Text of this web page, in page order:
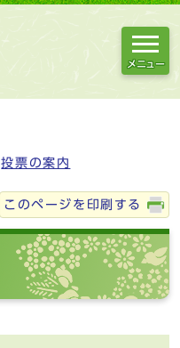
メニュー
投票の案内
このページを印刷する